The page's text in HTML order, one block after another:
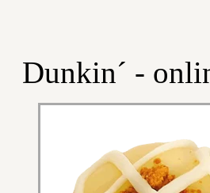
Dunkin´ -